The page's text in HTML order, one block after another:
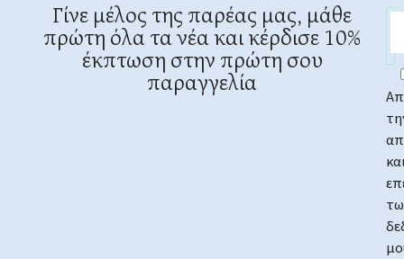
Γίνε μέλος της παρέας μας, μάθε
πρώτη όλα τα νέα και κέρδισε 10%
έκπτωση στην πρώτη σου
παραγγελία